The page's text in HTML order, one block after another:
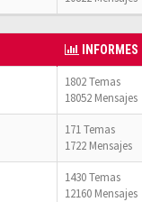
INFORMES
1802 Temas
18052 Mensajes
171 Temas
1722 Mensajes
1430 Temas
12160 Mensajes